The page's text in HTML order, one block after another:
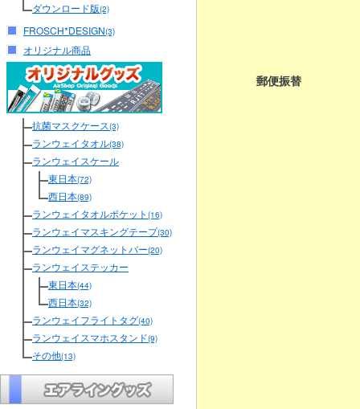
ダウンロード版(2)
FROSCH*DESIGN(3)
オリジナル商品
抗菌マスクケース(3)
ランウェイタオル(38)
ランウェイスケール
東日本(72)
西日本(89)
ランウェイタオルポケット (16)
ランウェイマスキングテープ(30)
ランウェイマグネットバー(20)
ランウェイステッカー
東日本(44)
西日本(32)
ランウェイフライトタグ(40)
ランウェイスマホスタンド(9)
その他(13)
郵便振替